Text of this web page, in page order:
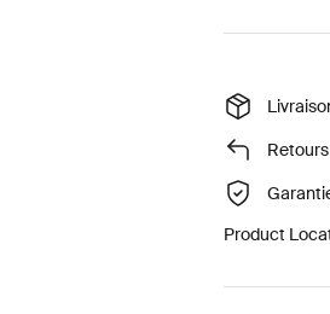
Product